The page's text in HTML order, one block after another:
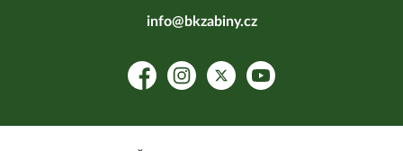
info@bkzabiny.cz
FacebookInstagramPlatform X
YouTube